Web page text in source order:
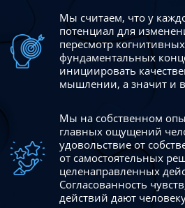
Мы считаем, что у
потенциал для
пересмотр
фундаментальных
инициировать
мышлении, а значит и
Мы на собственном
главных ощущений
удовольствие от
от самостоятельных
целенаправленных
Согласованность
действий дают